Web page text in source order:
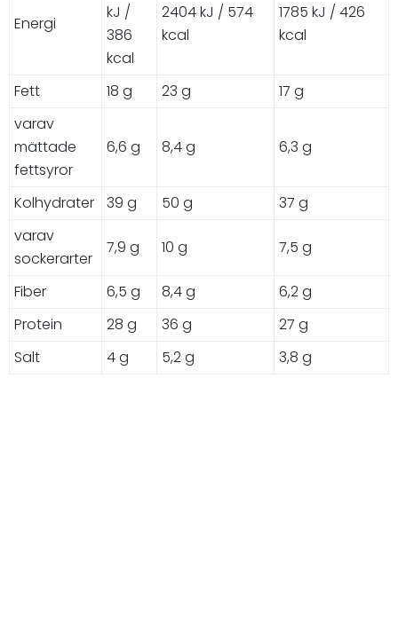
Energi
kJ /
386
kcal
2404 kJ / 574
kcal
1785 kJ / 426
kcal
Fett 18 g 23 g
17 g
varav
mättade
fettsyror
6,6 g 8,4 g 6,3 g
Kolhydrater 39 g 50 g
37 g
varav
sockerarter
7,9 g 10 g 7,5 g
Fiber 6,5 g 8,4 g
6,2 g
Protein
28 g 36 g
27 g
Salt
4 g 5,2 g 3,8 g